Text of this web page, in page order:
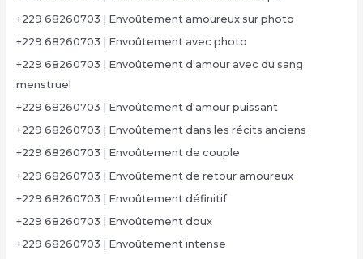
+229 68260703 | Envoûtement amoureux sur photo
+229 68260703 | Envoûtement avec photo
+229 68260703 | Envoûtement d'amour avec du sang
menstruel
+229 68260703 | Envoûtement d'amour puissant
+229 68260703 | Envoûtement dans les récits anciens
+229 68260703 | Envoûtement de couple
+229 68260703 | Envoûtement de retour amoureux
+229 68260703 | Envoûtement définitif
+229 68260703 | Envoûtement doux
+229 68260703 | Envoûtement intense